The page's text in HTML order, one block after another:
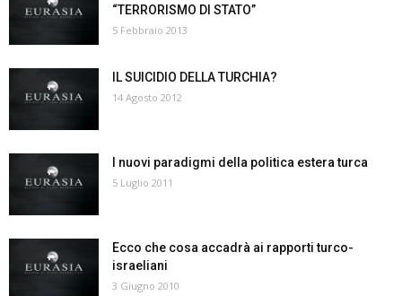
“TERRORISMO DI STATO”
5 Febbraio 2013
IL SUICIDIO DELLA TURCHIA?
14 Agosto 2012
I nuovi paradigmi della politica estera turca
5 Luglio 2011
Ecco che cosa accadrà ai rapporti turco-
israeliani
3 Giugno 2010